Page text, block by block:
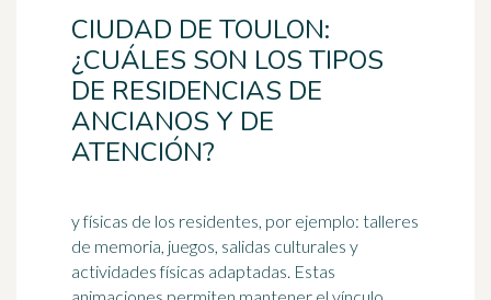
CIUDAD DE TOULON:
¿CUÁLES SON LOS TIPOS
DE RESIDENCIAS DE
ANCIANOS Y DE
ATENCIÓN?
y físicas de los residentes, por ejemplo: talleres
de memoria, juegos, salidas culturales y
actividades físicas adaptadas. Estas